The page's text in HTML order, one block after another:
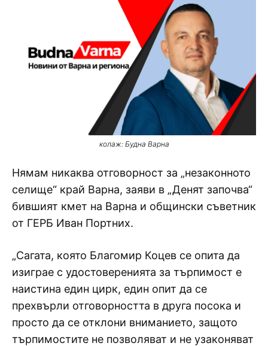
колаж: Будна Варна
Нямам никаква отговорност за „незаконното
селище“ край Варна, заяви в „Денят започва“
бившият кмет на Варна и общински съветник
от ГЕРБ Иван Портних.
„Сагата, която Благомир Коцев се опита да
изиграе с удостоверенията за търпимост е
наистина един цирк, един опит да се
прехвърли отговорността в друга посока и
просто да се отклони вниманието, защото
търпимостите не позволяват и не узаконяват